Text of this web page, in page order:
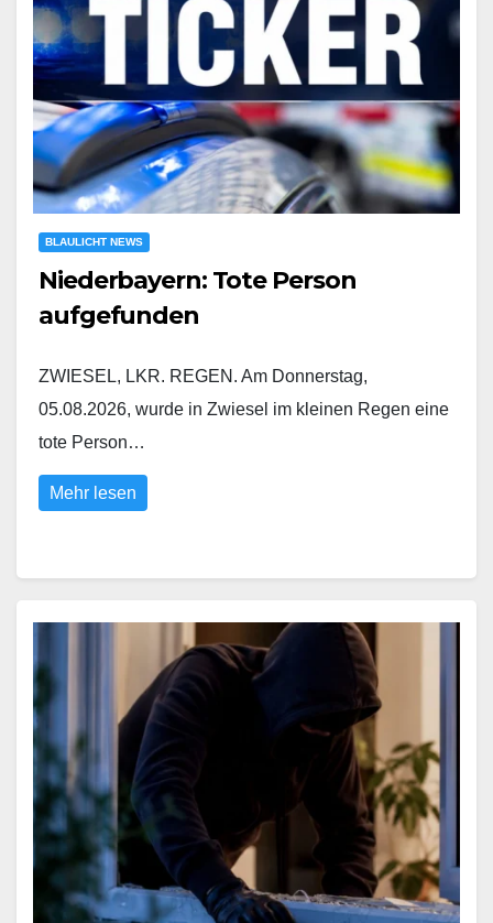
BLAULICHT NEWS
Niederbayern: Tote Person
aufgefunden
ZWIESEL, LKR. REGEN. Am Donnerstag,
05.08.2026, wurde in Zwiesel im kleinen Regen eine
tote Person…
Mehr lesen